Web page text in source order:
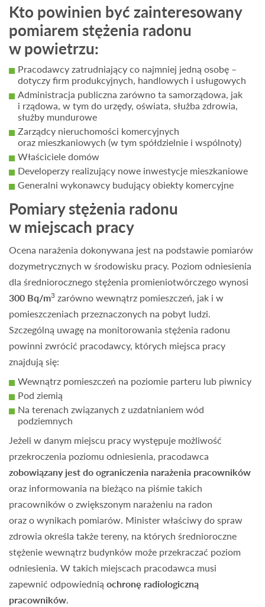
Kto powinien być zainteresowany
pomiarem stężenia radonu
w powietrzu:
Pracodawcy zatrudniający co najmniej jedną osobę –
dotyczy firm produkcyjnych, handlowych i usługowych
Administracja publiczna zarówno ta samorządowa, jak
i rządowa, w tym do urzędy, oświata, służba zdrowia,
służby mundurowe
Zarządcy nieruchomości komercyjnych
oraz mieszkaniowych (w tym spółdzielnie i wspólnoty)
Właściciele domów
Developerzy realizujący nowe inwestycje mieszkaniowe
Generalni wykonawcy budujący obiekty komercyjne
Pomiary stężenia radonu
w miejscach pracy
Ocena narażenia dokonywana jest na podstawie pomiarów
dozymetrycznych w środowisku pracy. Poziom odniesienia
dla średniorocznego stężenia promieniotwórczego wynosi
300 Bq/m3 zarówno wewnątrz pomieszczeń, jak i w
pomieszczeniach przeznaczonych na pobyt ludzi.
Szczególną uwagę na monitorowania stężenia radonu
powinni zwrócić pracodawcy, których miejsca pracy
znajdują się:
Wewnątrz pomieszczeń na poziomie parteru lub piwnicy
Pod ziemią
Na terenach związanych z uzdatnianiem wód
podziemnych
Jeżeli w danym miejscu pracy występuje możliwość
przekroczenia poziomu odniesienia, pracodawca
zobowiązany jest do ograniczenia narażenia pracowników
oraz informowania na bieżąco na piśmie takich
pracowników o zwiększonym narażeniu na radon
oraz o wynikach pomiarów. Minister właściwy do spraw
zdrowia określa także tereny, na których średnioroczne
stężenie wewnątrz budynków może przekraczać poziom
odniesienia. W takich miejscach pracodawca musi
zapewnić odpowiednią ochronę radiologiczną
pracowników.